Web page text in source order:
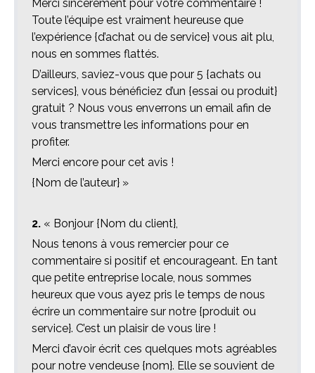
Merci sincèrement pour votre commentaire !
Toute l’équipe est vraiment heureuse que
l’expérience {d’achat ou de service} vous ait plu,
nous en sommes flattés.
D’ailleurs, saviez-vous que pour 5 {achats ou
services}, vous bénéficiez d’un {essai ou produit}
gratuit ? Nous vous enverrons un email afin de
vous transmettre les informations pour en
profiter.
Merci encore pour cet avis !
{Nom de l’auteur} »
2. « Bonjour {Nom du client},
Nous tenons à vous remercier pour ce
commentaire si positif et encourageant. En tant
que petite entreprise locale, nous sommes
heureux que vous ayez pris le temps de nous
écrire un commentaire sur notre {produit ou
service}. C’est un plaisir de vous lire !
Merci d’avoir écrit ces quelques mots agréables
pour notre vendeuse {nom}. Elle se souvient de